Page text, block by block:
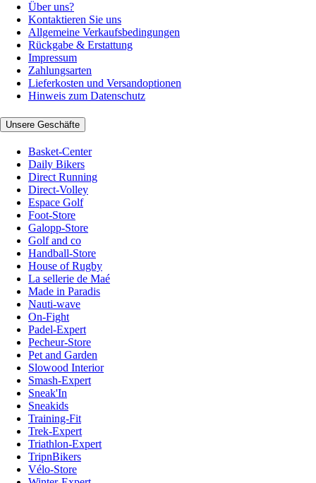
Über uns?
Kontaktieren Sie uns
Allgemeine Verkaufsbedingungen
Rückgabe & Erstattung
Impressum
Zahlungsarten
Lieferkosten und Versandoptionen
Hinweis zum Datenschutz
Unsere Geschäfte
Basket-Center
Daily Bikers
Direct Running
Direct-Volley
Espace Golf
Foot-Store
Galopp-Store
Golf and co
Handball-Store
House of Rugby
La sellerie de Maé
Made in Paradis
Nauti-wave
On-Fight
Padel-Expert
Pecheur-Store
Pet and Garden
Slowood Interior
Smash-Expert
Sneak'In
Sneakids
Training-Fit
Trek-Expert
Triathlon-Expert
TripnBikers
Vélo-Store